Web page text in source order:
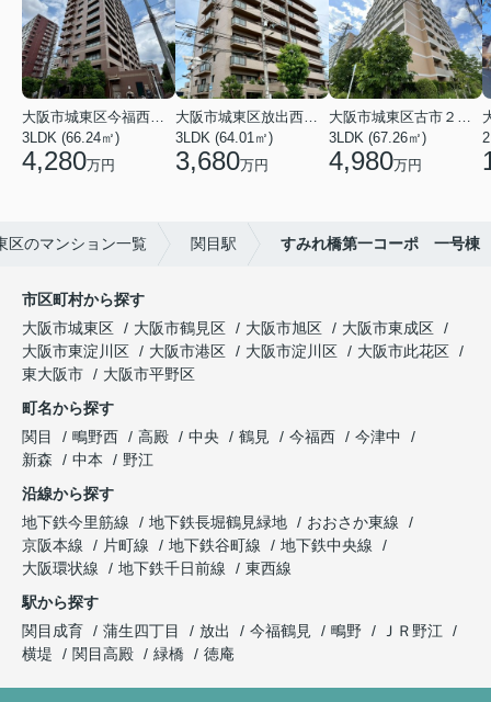
大阪市城東区今福西６丁目
3LDK (66.24㎡)
4,280万円
大阪市城東区放出西１丁目
3LDK (64.01㎡)
3,680万円
大阪市城東区古市２丁目
3LDK (67.26㎡)
4,980万円
区のマンション一覧 関目駅 すみれ橋第一コーポ 一号棟
市区町村から探す
大阪市城東区
大阪市鶴見区 大阪市旭区
大阪市東成区
大阪市東淀川区
大阪市港区 大阪市淀川区
大阪市此花区
東大阪市
大阪市平野区
町名から探す
関目
鴫野西 高殿 中央 鶴見 今福西
今津中
新森
中本
野江
沿線から探す
地下鉄今里筋線
地下鉄長堀鶴見緑地
おおさか東線
京阪本線
片町線 地下鉄谷町線
地下鉄中央線
大阪環状線
地下鉄千日前線
東西線
駅から探す
関目成育
蒲生四丁目 放出 今福鶴見 鴫野
ＪＲ野江
横堤
関目高殿 緑橋 徳庵